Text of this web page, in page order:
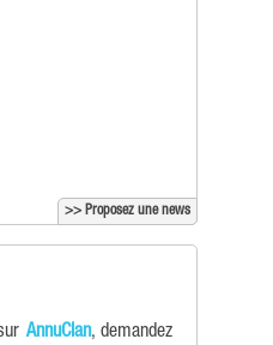
>> Proposez une news
AnnuClan, demandez